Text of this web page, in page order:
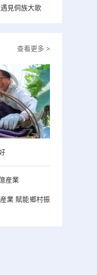
見侗族大歌
查看更多 >
産業
業 賦能鄉村振